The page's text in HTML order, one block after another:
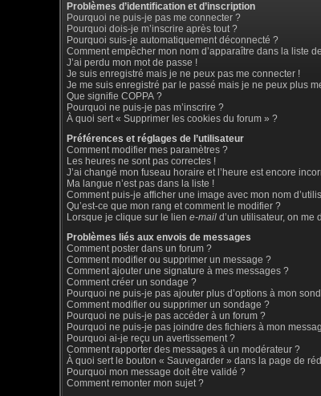
Problèmes d’identification et d’inscription
Pourquoi ne puis-je pas me connecter ?
Pourquoi dois-je m’inscrire après tout ?
Pourquoi suis-je automatiquement déconnecté ?
Comment empêcher mon nom d’apparaître dans la liste
J’ai perdu mon mot de passe !
Je suis enregistré mais je ne peux pas me connecter !
Je me suis enregistré par le passé mais je ne peux plus
Que signifie COPPA ?
Pourquoi ne puis-je pas m’inscrire ?
À quoi sert « Supprimer les cookies du forum » ?
Préférences et réglages de l’utilisateur
Comment modifier mes paramètres ?
Les heures ne sont pas correctes !
J’ai changé mon fuseau horaire et l’heure est encore
Ma langue n’est pas dans la liste !
Comment puis-je afficher une image avec mon nom
Qu’est-ce que mon rang et comment le modifier ?
Lorsque je clique sur le lien e-mail d’un utilisateur, on me
Problèmes liés aux envois de messages
Comment poster dans un forum ?
Comment modifier ou supprimer un message ?
Comment ajouter une signature à mes messages ?
Comment créer un sondage ?
Pourquoi ne puis-je pas ajouter plus d’options à mon
Comment modifier ou supprimer un sondage ?
Pourquoi ne puis-je pas accéder à un forum ?
Pourquoi ne puis-je pas joindre des fichiers à mon
Pourquoi ai-je reçu un avertissement ?
Comment rapporter des messages à un modérateur ?
À quoi sert le bouton « Sauvegarder » dans la page de
Pourquoi mon message doit être validé ?
Comment remonter mon sujet ?